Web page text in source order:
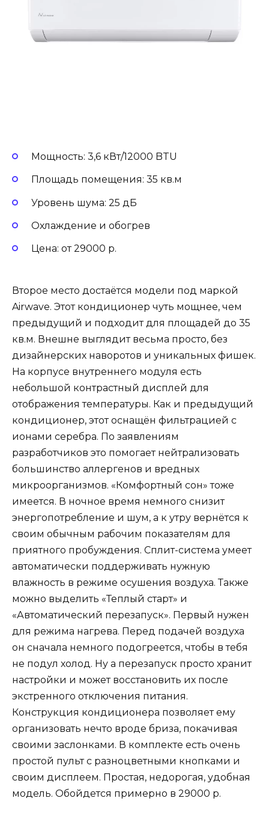
Мощность: 3,6 кВт/12000 BTU
Площадь помещения: 35 кв.м
Уровень шума: 25 дБ
Охлаждение и обогрев
Цена: от 29000 р.
Второе место достаётся модели под маркой
Airwave. Этот кондиционер чуть мощнее, чем
предыдущий и подходит для площадей до 35
кв.м. Внешне выглядит весьма просто, без
дизайнерских наворотов и уникальных фишек.
На корпусе внутреннего модуля есть
небольшой контрастный дисплей для
отображения температуры. Как и предыдущий
кондиционер, этот оснащён фильтрацией с
ионами серебра. По заявлениям
разработчиков это помогает нейтрализовать
большинство аллергенов и вредных
микроорганизмов. «Комфортный сон» тоже
имеется. В ночное время немного снизит
энергопотребление и шум, а к утру вернётся к
своим обычным рабочим показателям для
приятного пробуждения. Сплит-система умеет
автоматически поддерживать нужную
влажность в режиме осушения воздуха. Также
можно выделить «Теплый старт» и
«Автоматический перезапуск». Первый нужен
для режима нагрева. Перед подачей воздуха
он сначала немного подогреется, чтобы в тебя
не подул холод. Ну а перезапуск просто хранит
настройки и может восстановить их после
экстренного отключения питания.
Конструкция кондиционера позволяет ему
организовать нечто вроде бриза, покачивая
своими заслонками. В комплекте есть очень
простой пульт с разноцветными кнопками и
своим дисплеем. Простая, недорогая, удобная
модель. Обойдется примерно в 29000 р.